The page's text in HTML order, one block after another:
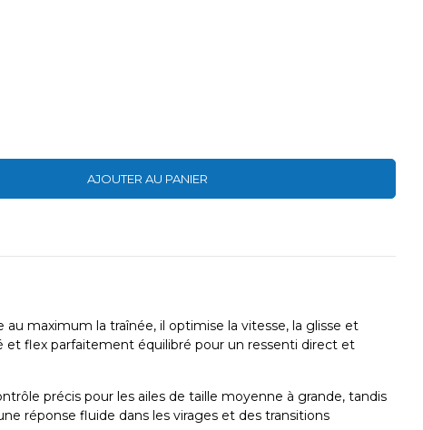
AJOUTER AU PANIER
maximum la traînée, il optimise la vitesse, la glisse et
et flex parfaitement équilibré pour un ressenti direct et
précis pour les ailes de taille moyenne à grande, tandis
réponse fluide dans les virages et des transitions